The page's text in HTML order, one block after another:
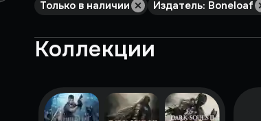
Только в наличии Издатель: Boneloaf
Коллекции